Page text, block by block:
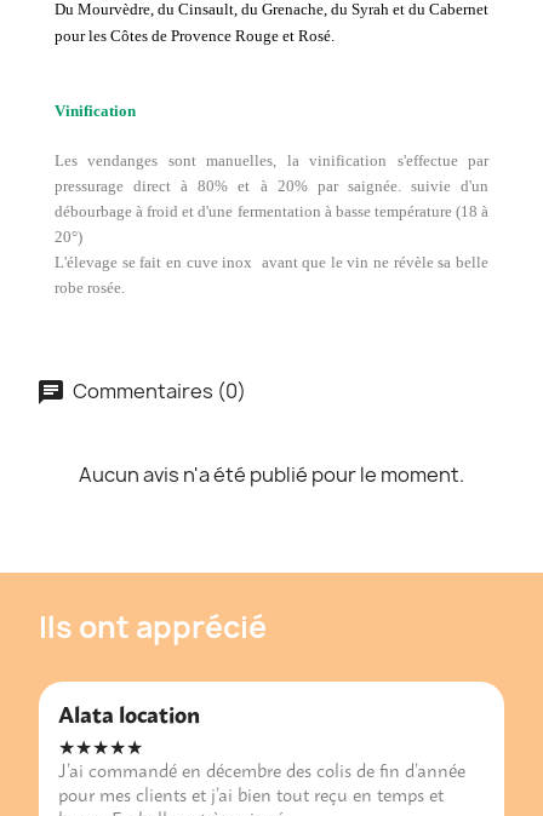
Du Mourvèdre, du Cinsault, du Grenache, du Syrah et du Cabernet
pour les Côtes de Provence Rouge et Rosé.
Vinification
Les vendanges sont manuelles, la vinification s'effectue par
pressurage direct à 80% et à 20% par saignée. suivie d'un
débourbage à froid et d'une fermentation à basse température (18 à
20°)
L'élevage se fait en cuve inox avant que le vin ne révèle sa belle
robe rosée.
Commentaires (0)
Aucun avis n'a été publié pour le moment.
Ils ont apprécié
Alata location
★★★★★
J’ai commandé en décembre des colis de fin d’année
pour mes clients et j’ai bien tout reçu en temps et